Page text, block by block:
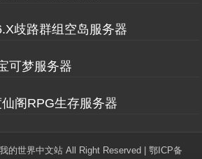
歧路群组空岛服务器
可梦服务器
阁RPG生存服务器
的世界中文站 All Right Reserved | 鄂ICP备